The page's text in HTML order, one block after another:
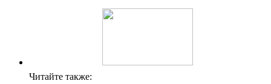
Читайте также: